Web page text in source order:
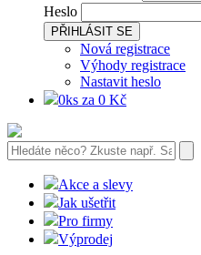
Heslo
PŘIHLÁSIT SE
Nová registrace
Výhody registrace
Nastavit heslo
0ks za 0 Kč
Akce a slevy
Jak ušetřit
Pro firmy
Výprodej